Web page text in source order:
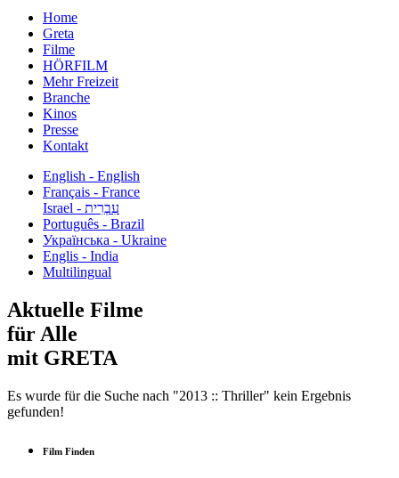
Home
Greta
Filme
HÖRFILM
Mehr Freizeit
Branche
Kinos
Presse
Kontakt
English - English
Français - France
עִבְרִית - Israel
Português - Brazil
Українська - Ukraine
Englis - India
Multilingual
Aktuelle Filme
für Alle
mit GRETA
Es wurde für die Suche nach "2013 :: Thriller" kein Ergebnis
gefunden!
Film Finden